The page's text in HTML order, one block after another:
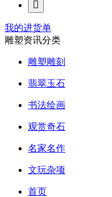
我的进货单
雕塑资讯分类
雕塑雕刻
翡翠玉石
书法绘画
观赏奇石
名家名作
文玩杂项
首页